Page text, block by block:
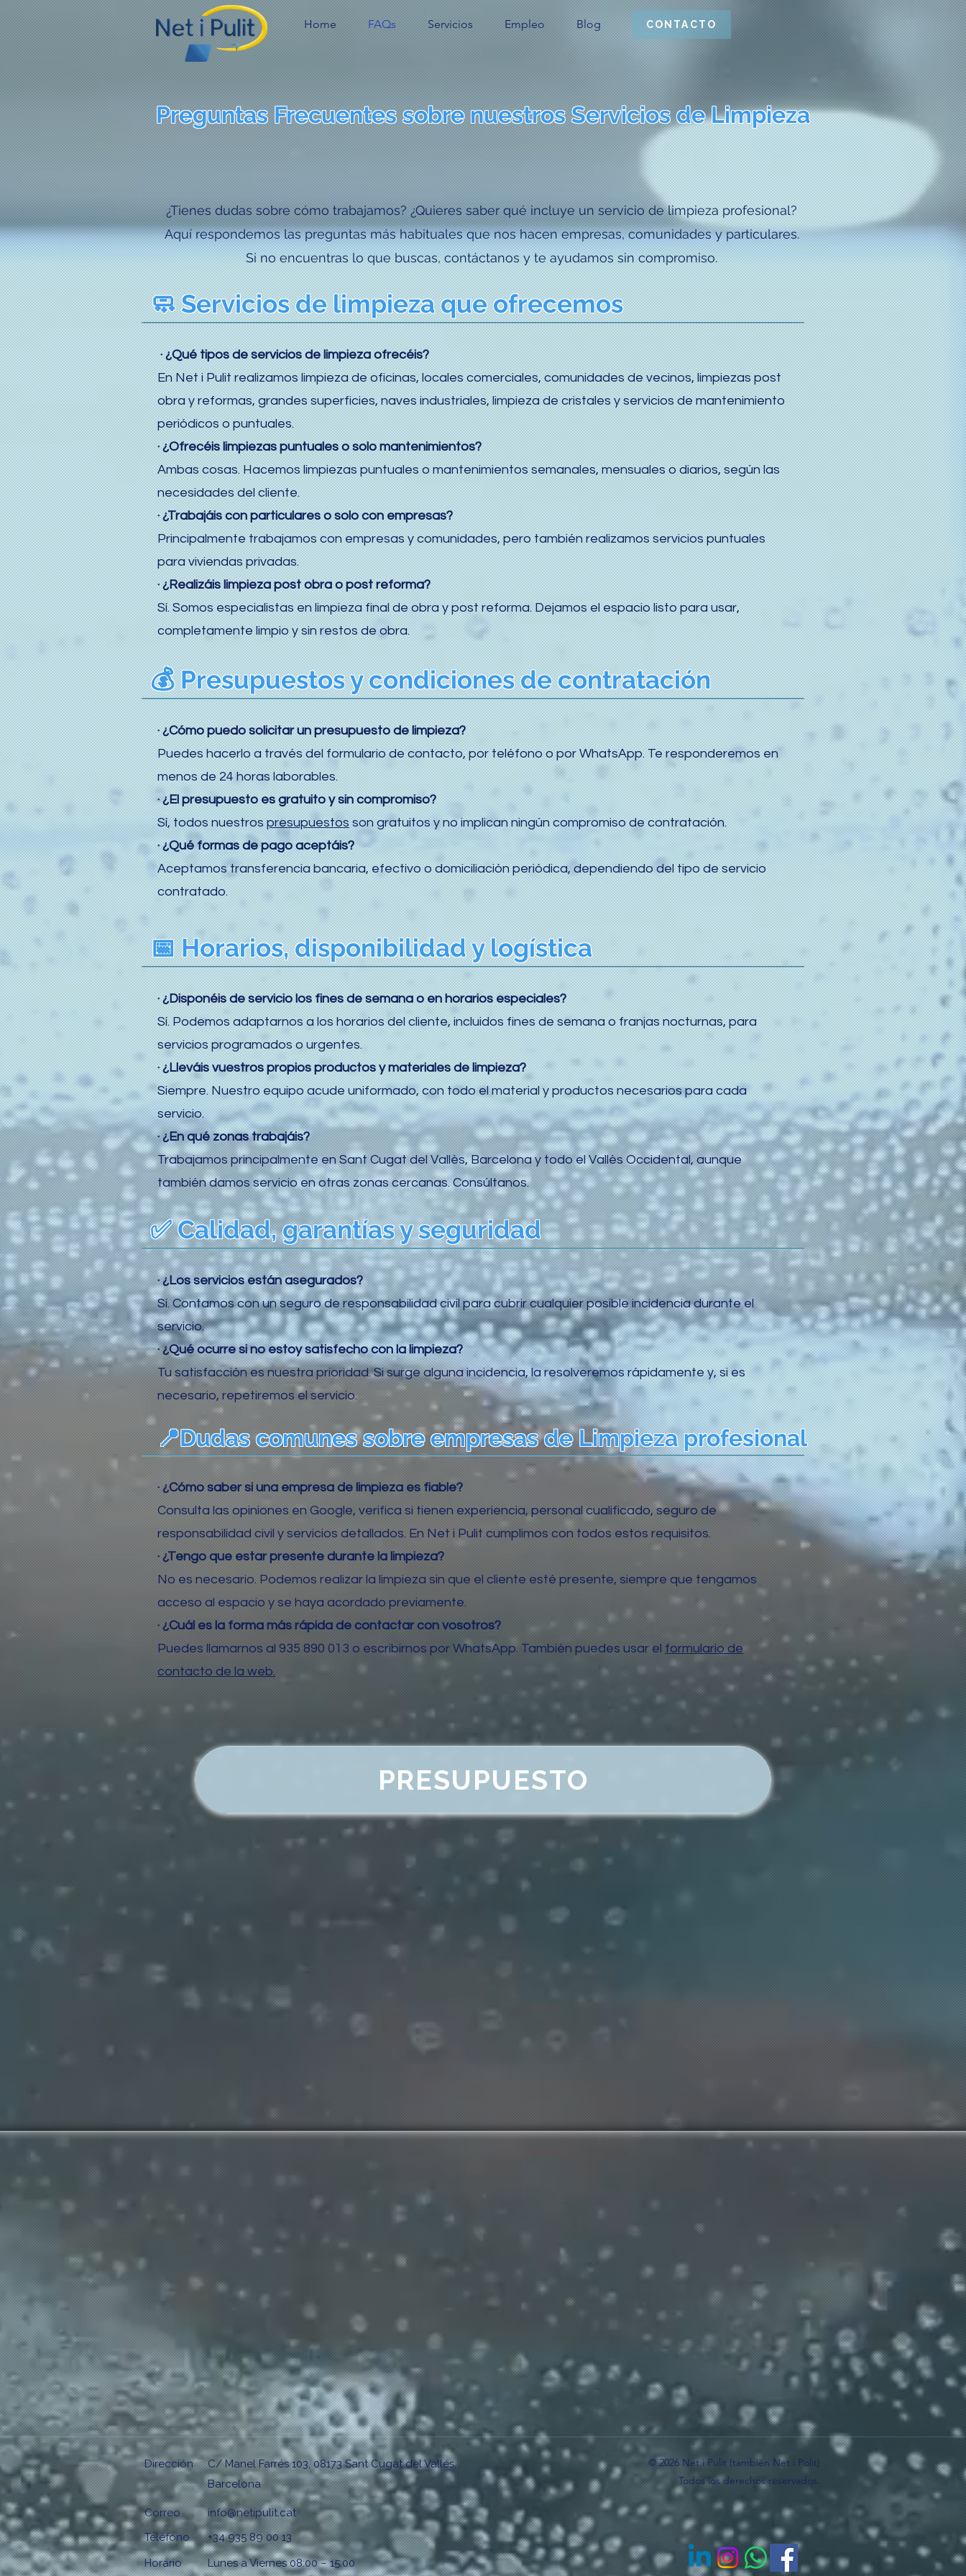
Home FAQs Servicios Empleo Blog CONTACTO
Preguntas Frecuentes sobre nuestros Servicios de Limpieza
¿Tienes dudas sobre cómo trabajamos? ¿Quieres saber qué incluye un servicio de limpieza profesional?
Aquí respondemos las preguntas más habituales que nos hacen empresas, comunidades y particulares.
Si no encuentras lo que buscas, contáctanos y te ayudamos sin compromiso.
🧼 Servicios de limpieza que ofrecemos
· ¿Qué tipos de servicios de limpieza ofrecéis?
En Net i Pulit realizamos limpieza de oficinas, locales comerciales, comunidades de vecinos, limpiezas post
obra y reformas, grandes superficies, naves industriales, limpieza de cristales y servicios de mantenimiento
periódicos o puntuales.
· ¿Ofrecéis limpiezas puntuales o solo mantenimientos?
Ambas cosas. Hacemos limpiezas puntuales o mantenimientos semanales, mensuales o diarios, según las
necesidades del cliente.
· ¿Trabajáis con particulares o solo con empresas?
Principalmente trabajamos con empresas y comunidades, pero también realizamos servicios puntuales
para viviendas privadas.
· ¿Realizáis limpieza post obra o post reforma?
Sí. Somos especialistas en limpieza final de obra y post reforma. Dejamos el espacio listo para usar,
completamente limpio y sin restos de obra.
💰 Presupuestos y condiciones de contratación
· ¿Cómo puedo solicitar un presupuesto de limpieza?
Puedes hacerlo a través del formulario de contacto, por teléfono o por WhatsApp. Te responderemos en
menos de 24 horas laborables.
· ¿El presupuesto es gratuito y sin compromiso?
Sí, todos nuestrospresupuestosson gratuitos y no implican ningún compromiso de contratación.
· ¿Qué formas de pago aceptáis?
Aceptamos transferencia bancaria, efectivo o domiciliación periódica, dependiendo del tipo de servicio
contratado.
📅 Horarios, disponibilidad y logística
· ¿Disponéis de servicio los fines de semana o en horarios especiales?
Sí. Podemos adaptarnos a los horarios del cliente, incluidos fines de semana o franjas nocturnas, para
servicios programados o urgentes.
· ¿Lleváis vuestros propios productos y materiales de limpieza?
Siempre. Nuestro equipo acude uniformado, con todo el material y productos necesarios para cada
servicio.
· ¿En qué zonas trabajáis?
Trabajamos principalmente en Sant Cugat del Vallès, Barcelona y todo el Vallès Occidental, aunque
también damos servicio en otras zonas cercanas. Consúltanos.
✅ Calidad, garantías y seguridad
· ¿Los servicios están asegurados?
Sí. Contamos con un seguro de responsabilidad civil para cubrir cualquier posible incidencia durante el
servicio.
· ¿Qué ocurre si no estoy satisfecho con la limpieza?
Tu satisfacción es nuestra prioridad. Si surge alguna incidencia, la resolveremos rápidamente y, si es
necesario, repetiremos el servicio.
📍Dudas comunes sobre empresas de Limpieza profesional
· ¿Cómo saber si una empresa de limpieza es fiable?
Consulta las opiniones en Google, verifica si tienen experiencia, personal cualificado, seguro de
responsabilidad civil y servicios detallados. En Net i Pulit cumplimos con todos estos requisitos.
· ¿Tengo que estar presente durante la limpieza?
No es necesario. Podemos realizar la limpieza sin que el cliente esté presente, siempre que tengamos
acceso al espacio y se haya acordado previamente.
· ¿Cuál es la forma más rápida de contactar con vosotros?
Puedes llamarnos al 935 890 013 o escribirnos por WhatsApp. También puedes usar el formulario de
contacto de la web.
PRESUPUESTO
Dirección
Correo
Teléfono
Horario
C/ Manel Farrés 103, 08173 Sant Cugat del Vallés,
Barcelona
info@netipulit.cat
+34 935 89 00 13
Lunes a Viernes 08:00 – 15:00
© 2026 Net i Pulit (también Net i Polit)
Todos los derechos reservados.